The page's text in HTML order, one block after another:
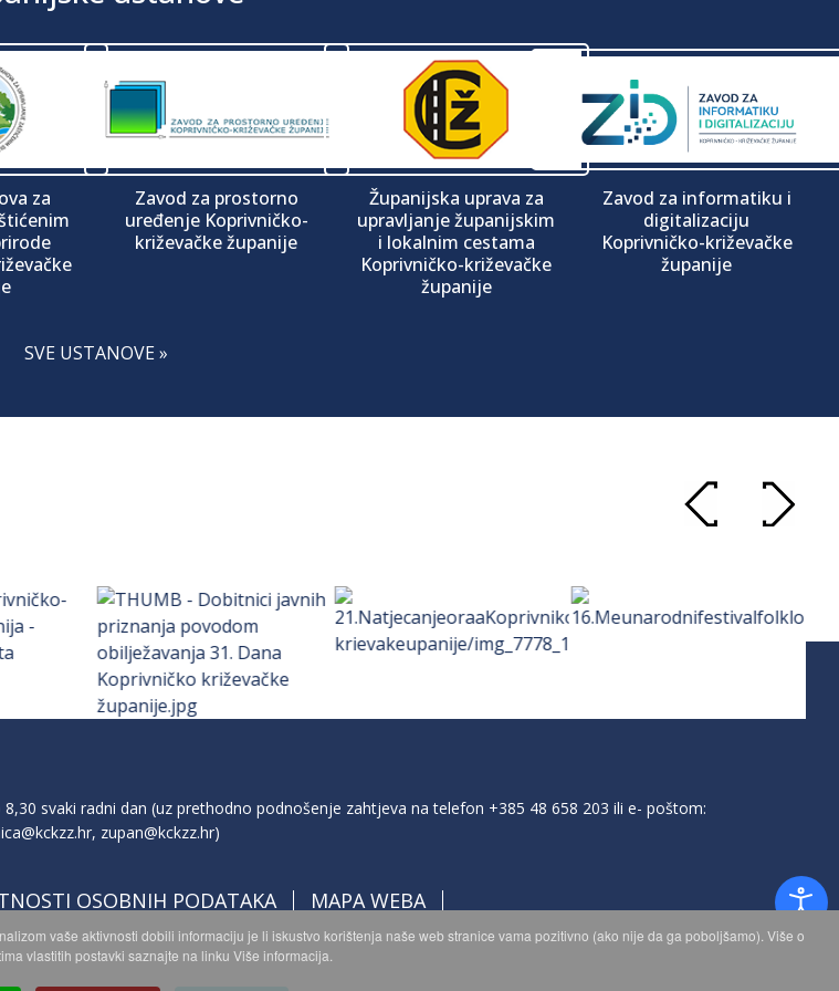
za
Zavod za prostorno
uređenje Koprivničko-
križevačke županije
Županijska uprava za
upravljanje županijskim
i lokalnim cestama
Koprivničko-križevačke
županije
Zavod za informatiku i
digitalizaciju
Koprivničko-križevačke
županije
SVE USTANOVE »
svaki radni dan (uz prethodno podnošenje zahtjeva na telefon +385 48 658 203 ili e- poštom:
, zupan@kckzz.hr)
OSOBNIH PODATAKA MAPA WEBA
vaše aktivnosti dobili informaciju je li iskustvo korištenja naše web stranice vama pozitivno (ako nije da ga poboljšamo). Više o
vlastitih postavki saznajte na linku Više informacija.